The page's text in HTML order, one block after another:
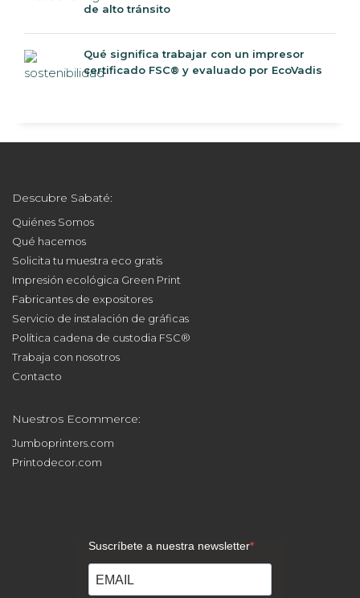
de alto tránsito
Qué significa trabajar con un impresor
certificado FSC® y evaluado por EcoVadis
Descubre Sabaté:
Quiénes Somos
Qué hacemos
Solicita tu muestra eco gratis
Impresión ecológica Green Print
Fabricantes de expositores
Servicio de instalación de gráficas
Política cadena de custodia FSC®
Trabaja con nosotros
Contacto
Nuestros Ecommerce:
Jumboprinters.com
Printodecor.com